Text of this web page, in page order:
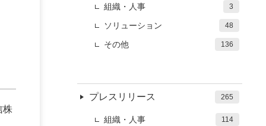
株
組織・人事 3
ソリューション 48
その他 136
プレスリリース 265
組織・人事 114